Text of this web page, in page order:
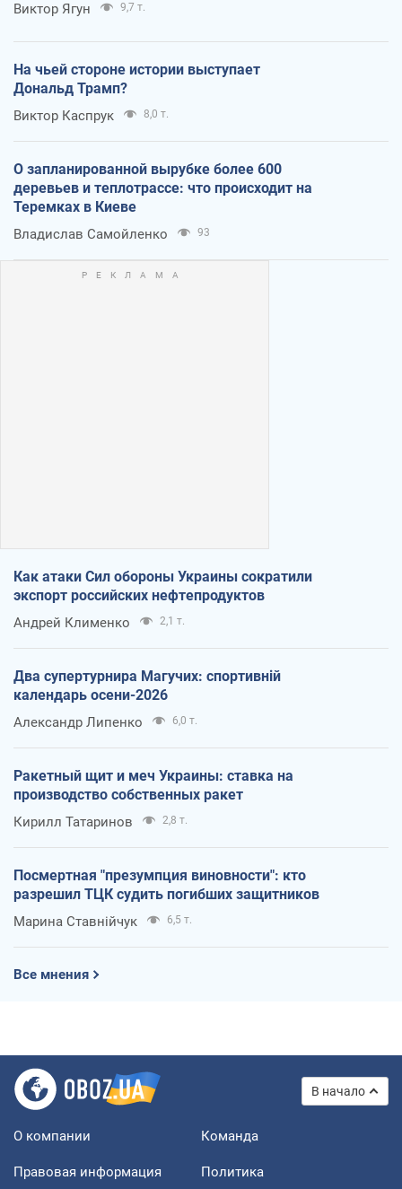
Виктор Ягун 9,7 т.
На чьей стороне истории выступает
Дональд Трамп?
Виктор Каспрук 8,0 т.
О запланированной вырубке более 600
деревьев и теплотрассе: что происходит на
Теремках в Киеве
Владислав Самойленко 93
Как атаки Сил обороны Украины сократили
экспорт российских нефтепродуктов
Андрей Клименко 2,1 т.
Два супертурнира Магучих: спортивній
календарь осени-2026
Александр Липенко 6,0 т.
Ракетный щит и меч Украины: ставка на
производство собственных ракет
Кирилл Татаринов 2,8 т.
Посмертная "презумпция виновности": кто
разрешил ТЦК судить погибших защитников
Марина Ставнійчук 6,5 т.
Все мнения
В начало
О компании Команда
Правовая информация
Политика